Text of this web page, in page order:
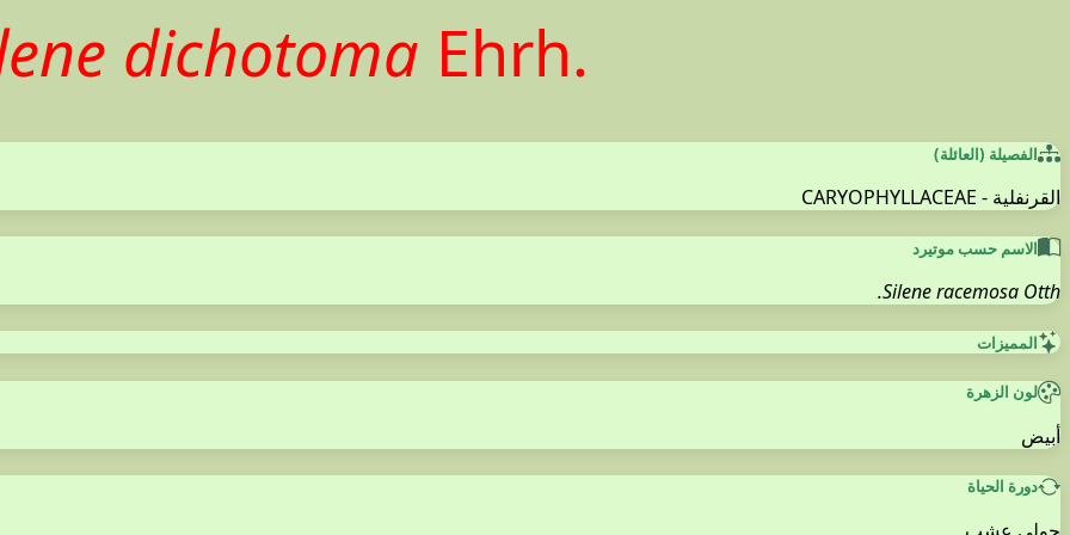
dichotoma Ehrh.
الفصيلة (العائلة)
القرنفلية - CARYOPHYLLACEAE
الاسم حسب موتيرد
Silene racemosa Otth.
المميزات
لون الزهرة
أبيض
دورة الحياة